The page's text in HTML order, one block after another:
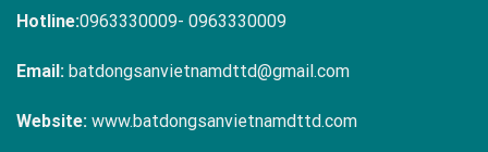
Hotline:0963330009- 0963330009
Email: batdongsanvietnamdttd@gmail.com
Website: www.batdongsanvietnamdttd.com